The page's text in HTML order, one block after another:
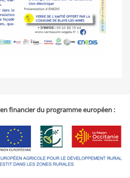
financier du programme européen :